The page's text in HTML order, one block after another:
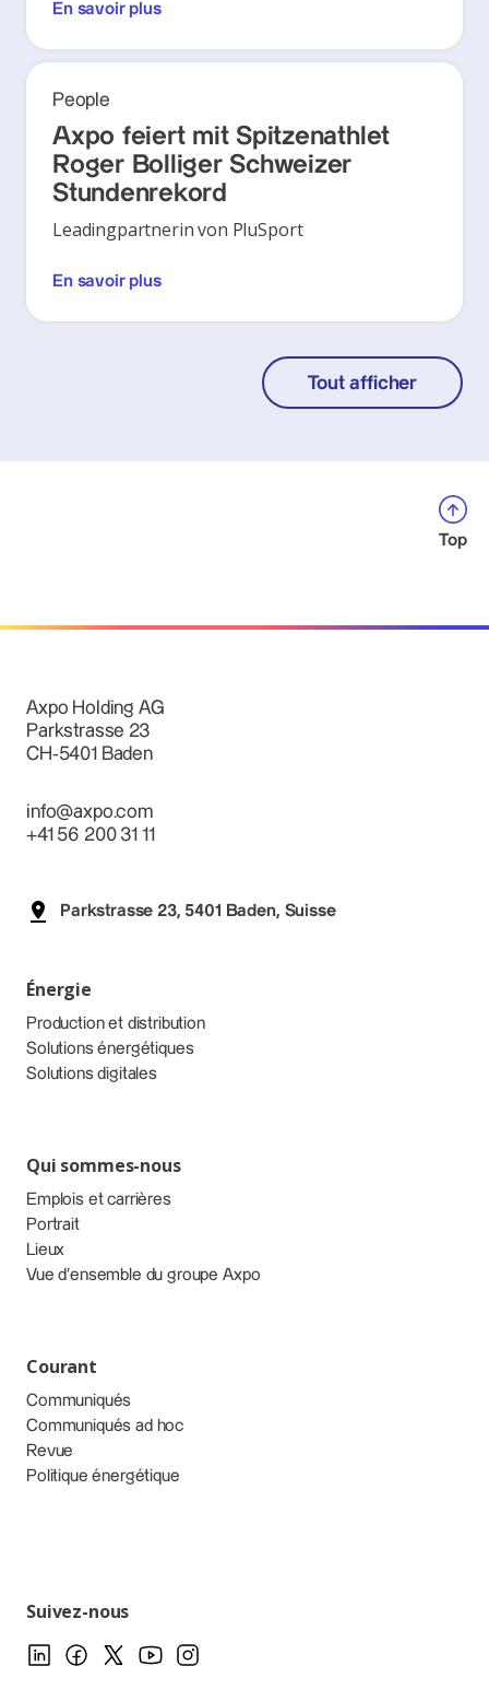
En savoir plus
People
Axpo feiert mit Spitzenathlet
Roger Bolliger Schweizer
Stundenrekord
Leadingpartnerin von PluSport
En savoir plus
Tout afficher
Top
Axpo Holding AG
Parkstrasse 23
CH-5401 Baden
info@axpo.com
+41 56 200 31 11
Parkstrasse 23, 5401 Baden, Suisse
Énergie
Production et distribution
Solutions énergétiques
Solutions digitales
Qui sommes-nous
Emplois et carrières
Portrait
Lieux
Vue d’ensemble du groupe Axpo
Courant
Communiqués
Communiqués ad hoc
Revue
Politique énergétique
Suivez-nous